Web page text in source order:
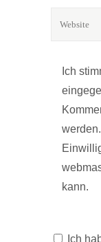
Ich
kann.
Ich